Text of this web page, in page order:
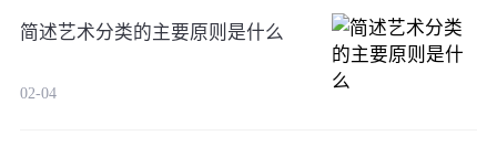
简述艺术分类的主要原则是什么
02-04